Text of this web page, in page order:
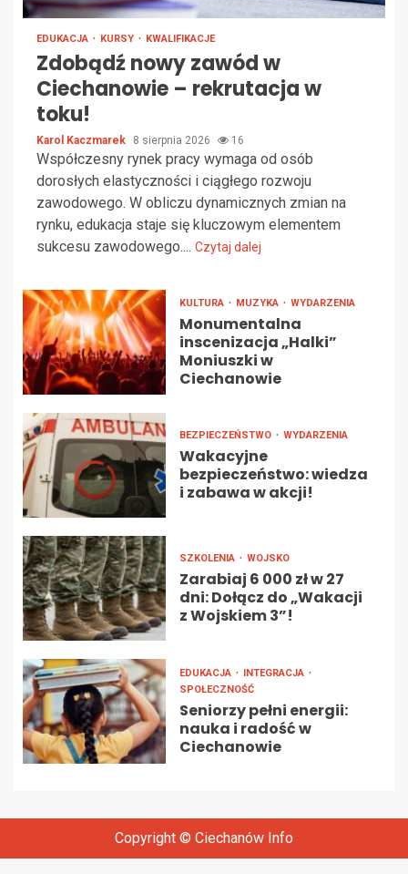
EDUKACJA KURSY KWALIFIKACJE
Zdobądź nowy zawód w
Ciechanowie – rekrutacja w
toku!
Karol Kaczmarek 8 sierpnia 2026 16
Współczesny rynek pracy wymaga od osób
dorosłych elastyczności i ciągłego rozwoju
zawodowego. W obliczu dynamicznych zmian na
rynku, edukacja staje się kluczowym elementem
sukcesu zawodowego.... Czytaj dalej
KULTURA MUZYKA WYDARZENIA
Monumentalna
inscenizacja „Halki”
Moniuszki w
Ciechanowie
BEZPIECZEŃSTWO WYDARZENIA
Wakacyjne
bezpieczeństwo: wiedza
i zabawa w akcji!
SZKOLENIA WOJSKO
Zarabiaj 6 000 zł w 27
dni: Dołącz do „Wakacji
z Wojskiem 3”!
EDUKACJA
INTEGRACJA
SPOŁECZNOŚĆ
Seniorzy pełni energii:
nauka i radość w
Ciechanowie
Copyright © Ciechanów Info